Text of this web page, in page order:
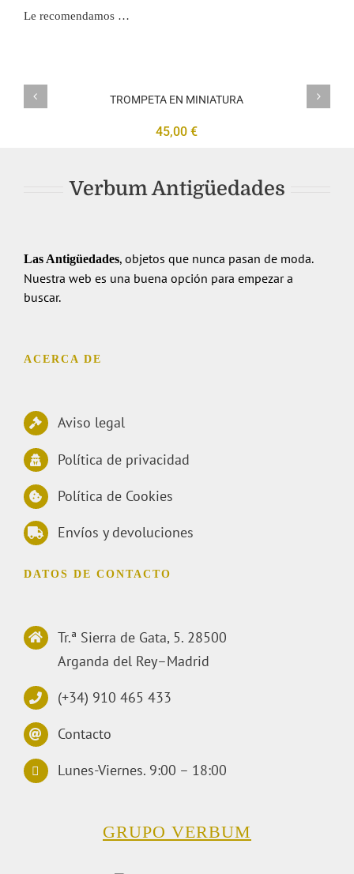
Le recomendamos …
MINIATURA
TROMPETA EN MINIATURA
45,00€
Verbum Antigüedades
Las Antigüedades, objetos que nunca pasan de moda.
Nuestra web es una buena opción para empezar a
buscar.
ACERCA DE
Aviso legal
Política de privacidad
Política de Cookies
Envíos y devoluciones
DATOS DE CONTACTO
Tr.ª Sierra de Gata, 5. 28500
Arganda del Rey–Madrid
(+34) 910 465 433
Contacto
Lunes-Viernes. 9:00 – 18:00
GRUPO VERBUM